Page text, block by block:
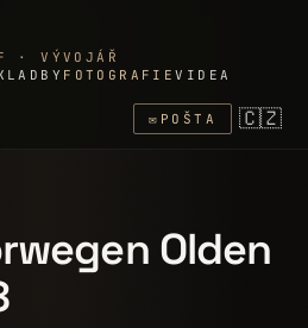
· VÝVOJÁŘ
FOTOGRAFIEVIDEA
✉ POŠTA 🇨🇿
Olden